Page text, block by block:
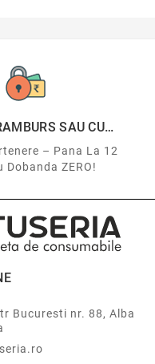
SAU CU
– Pana La 12
Dobanda ZERO!
Bucuresti nr. 88, Alba